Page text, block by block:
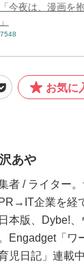
今夜は、漫画を
お気に
あや
者 / ライター
企業を経
本版、Dybe!
Engadget「ワ
児日記」連載